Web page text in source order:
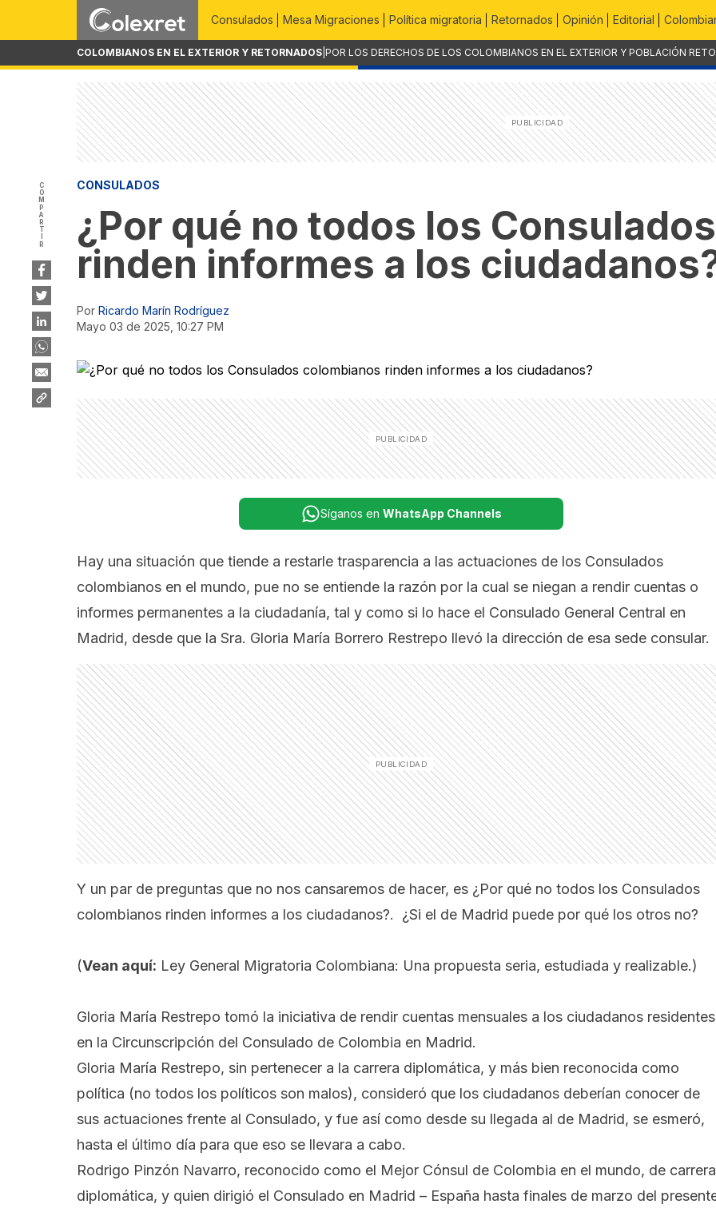
Consulados Mesa Migraciones Política migratoria Retornados Opinión Editorial
COLOMBIANOS EN EL EXTERIOR Y RETORNADOS POR LOS DERECHOS DE LOS COLOMBIANOS EN EL EXTERIOR Y POBLACIÓN
COMPARTIR CONSULADOS
¿Por qué no todos los
rinden informes a los
Por Ricardo Marín Rodríguez
mayo 03 de 2025, 10:27 PM
Síganos en WhatsApp Channels
Hay una situación que tiende a restarle trasparencia a las actuaciones de los Consulados
colombianos en el mundo, pue no se entiende la razón por la cual se niegan a rendir cuentas o
informes permanentes a la ciudadanía, tal y como si lo hace el Consulado General Central en
Madrid, desde que la Sra. Gloria María Borrero Restrepo llevó la dirección de esa sede consular.
Y un par de preguntas que no nos cansaremos de hacer, es ¿Por qué no todos los Consulados
colombianos rinden informes a los ciudadanos?. ¿Si el de Madrid puede por qué los otros no?
(Vean aquí: Ley General Migratoria Colombiana: Una propuesta seria, estudiada y realizable.)
Gloria María Restrepo tomó la iniciativa de rendir cuentas mensuales a los ciudadanos residentes
en la Circunscripción del Consulado de Colombia en Madrid.
Gloria María Restrepo, sin pertenecer a la carrera diplomática, y más bien reconocida como
política (no todos los políticos son malos), consideró que los ciudadanos deberían conocer de
sus actuaciones frente al Consulado, y fue así como desde su llegada al de Madrid, se esmeró,
hasta el último día para que eso se llevara a cabo.
Rodrigo Pinzón Navarro, reconocido como el Mejor Cónsul de Colombia en el mundo, de carrera
diplomática, y quien dirigió el Consulado en Madrid – España hasta finales de marzo del